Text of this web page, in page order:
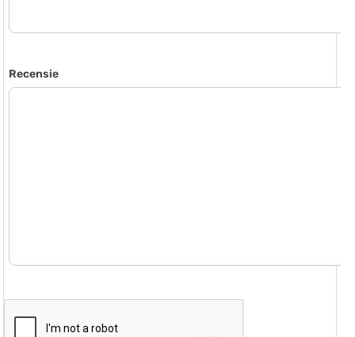
Recensie